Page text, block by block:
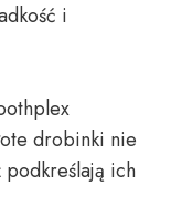
i
drobinki nie
podkreślają ich